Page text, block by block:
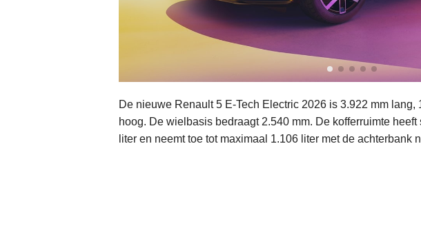
De nieuwe Renault 5 E-Tech Electric 2026 is 3.922 mm lang,
hoog. De wielbasis bedraagt 2.540 mm. De kofferruimte
liter en neemt toe tot maximaal 1.106 liter met de achterbank